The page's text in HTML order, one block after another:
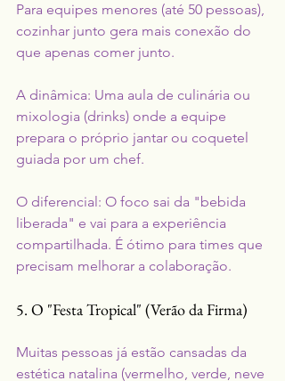
Para equipes menores (até 50 pessoas),
cozinhar junto gera mais conexão do
que apenas comer junto.
A dinâmica: Uma aula de culinária ou
mixologia (drinks) onde a equipe
prepara o próprio jantar ou coquetel
guiada por um chef.
O diferencial: O foco sai da "bebida
liberada" e vai para a experiência
compartilhada. É ótimo para times que
precisam melhorar a colaboração.
5. O "Festa Tropical" (Verão da Firma)
Muitas pessoas já estão cansadas da
estética natalina (vermelho, verde, neve